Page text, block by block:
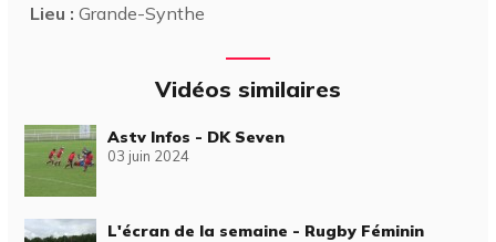
Lieu : Grande-Synthe
Vidéos similaires
Astv Infos - DK Seven
03 juin 2024
L'écran de la semaine - Rugby Féminin